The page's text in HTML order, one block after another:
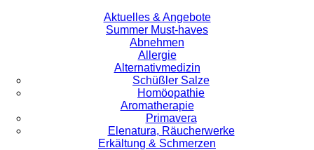
Aktuelles & Angebote
Summer Must-haves
Abnehmen
Allergie
Alternativmedizin
Schüßler Salze
Homöopathie
Aromatherapie
Primavera
Elenatura, Räucherwerke
Erkältung & Schmerzen